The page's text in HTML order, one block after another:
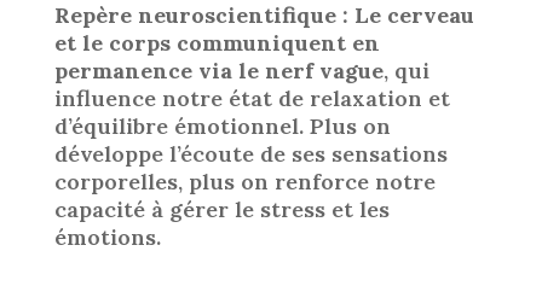
Repère neuroscientifique : Le cerveau
et le corps communiquent en
permanence via le nerf vague, qui
influence notre état de relaxation et
d’équilibre émotionnel. Plus on
développe l’écoute de ses sensations
corporelles, plus on renforce notre
capacité à gérer le stress et les
émotions.